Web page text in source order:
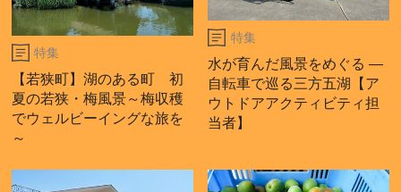
特集
【若狭町】湖のある町 初
夏の若狭・梅風景～梅収穫
でウェルビーイングな旅を
～
特集
水が育んだ風景をめぐる ―
自転車で巡る三方五湖【ア
ウトドアアクティビティ担
当者】